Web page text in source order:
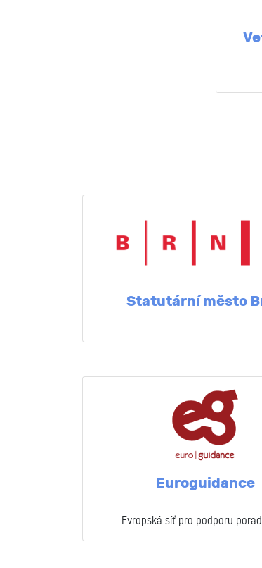
Statutární město
Euroguidance
Evropská síť pro podporu